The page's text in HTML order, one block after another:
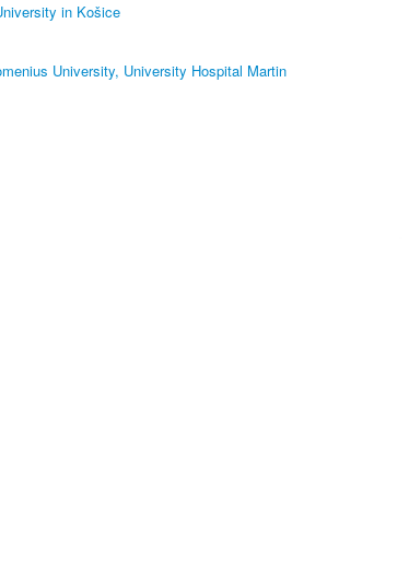
in Košice
University, University Hospital Martin